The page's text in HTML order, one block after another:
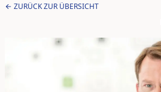
ZURÜCK ZUR ÜBERSICHT